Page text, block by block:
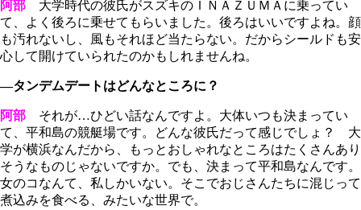
阿部 大学時代の彼氏がスズキのＩＮＡＺＵＭＡに乗ってい
て、よく後ろに乗せてもらいました。後ろはいいですよね。顔
も汚れないし、風もそれほど当たらない。だからシールドも安
心して開けていられたのかもしれませんね。
―タンデムデートはどんなところに？
阿部 それが…ひどい話なんですよ。大体いつも決まってい
て、平和島の競艇場です。どんな彼氏だって感じでしょ？ 大
学が横浜なんだから、もっとおしゃれなところはたくさんあり
そうなものじゃないですか。でも、決まって平和島なんです。
女のコなんて、私しかいない。そこでおじさんたちに混じって
煮込みを食べる、みたいな世界で。